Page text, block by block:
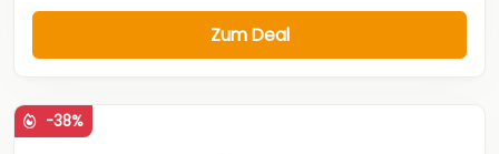
Zum Deal
-38%